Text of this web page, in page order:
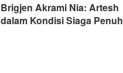
Brigjen Akrami Nia: Artesh
dalam Kondisi Siaga Penuh